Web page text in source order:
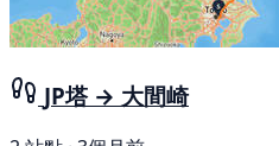
JP塔 → 大間崎